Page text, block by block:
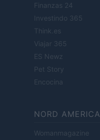
Finanzas 24
Investindo 365
Think.es
Viajar 365
ES Newz
Pet Story
Encocina
NORD AMERICA
Womanmagazine